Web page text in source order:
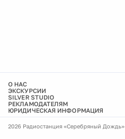
О НАС
ЭКСКУРСИИ
SILVER STUDIO
РЕКЛАМОДАТЕЛЯМ
ЮРИДИЧЕСКАЯ ИНФОРМАЦИЯ
2026 Радиостанция «Серебряный Дождь»